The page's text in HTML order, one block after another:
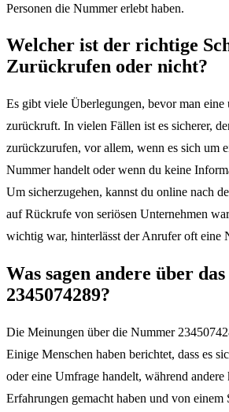
Personen die Nummer erlebt haben.
Welcher ist der richtige
Zurückrufen oder nicht?
Es gibt viele Überlegungen, bevor man eine
zurückruft. In vielen Fällen ist es sicherer,
zurückzurufen, vor allem, wenn es sich um
Nummer handelt oder wenn du keine
Um sicherzugehen, kannst du online nach
auf Rückrufe von seriösen Unternehmen
wichtig war, hinterlässt der Anrufer oft eine
Was sagen andere über
2345074289?
Die Meinungen über die Nummer
Einige Menschen haben berichtet, dass es
oder eine Umfrage handelt, während andere
Erfahrungen gemacht haben und von einem